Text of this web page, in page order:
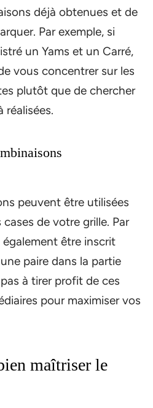
déjà obtenues et de
Par exemple, si
un Yams et un Carré,
vous concentrer sur les
plutôt que de chercher
réalisées.
peuvent être utilisées
de votre grille. Par
être inscrit
paire dans la partie
à tirer profit de ces
pour maximiser vos
maîtriser le